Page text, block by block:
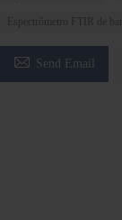
Espectrômetro FTIR de
 Send Email